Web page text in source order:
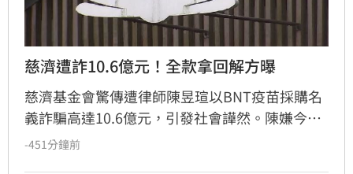
慈濟遭詐10.6億元！全款拿回解方曝
慈濟基金會驚傳遭律師陳昱瑄以BNT疫苗採購名
義詐騙高達10.6億元，引發社會譁然。陳嫌今年
5月已遭羈押，但慈濟直到起訴曝光才發表聲
-451分鐘前